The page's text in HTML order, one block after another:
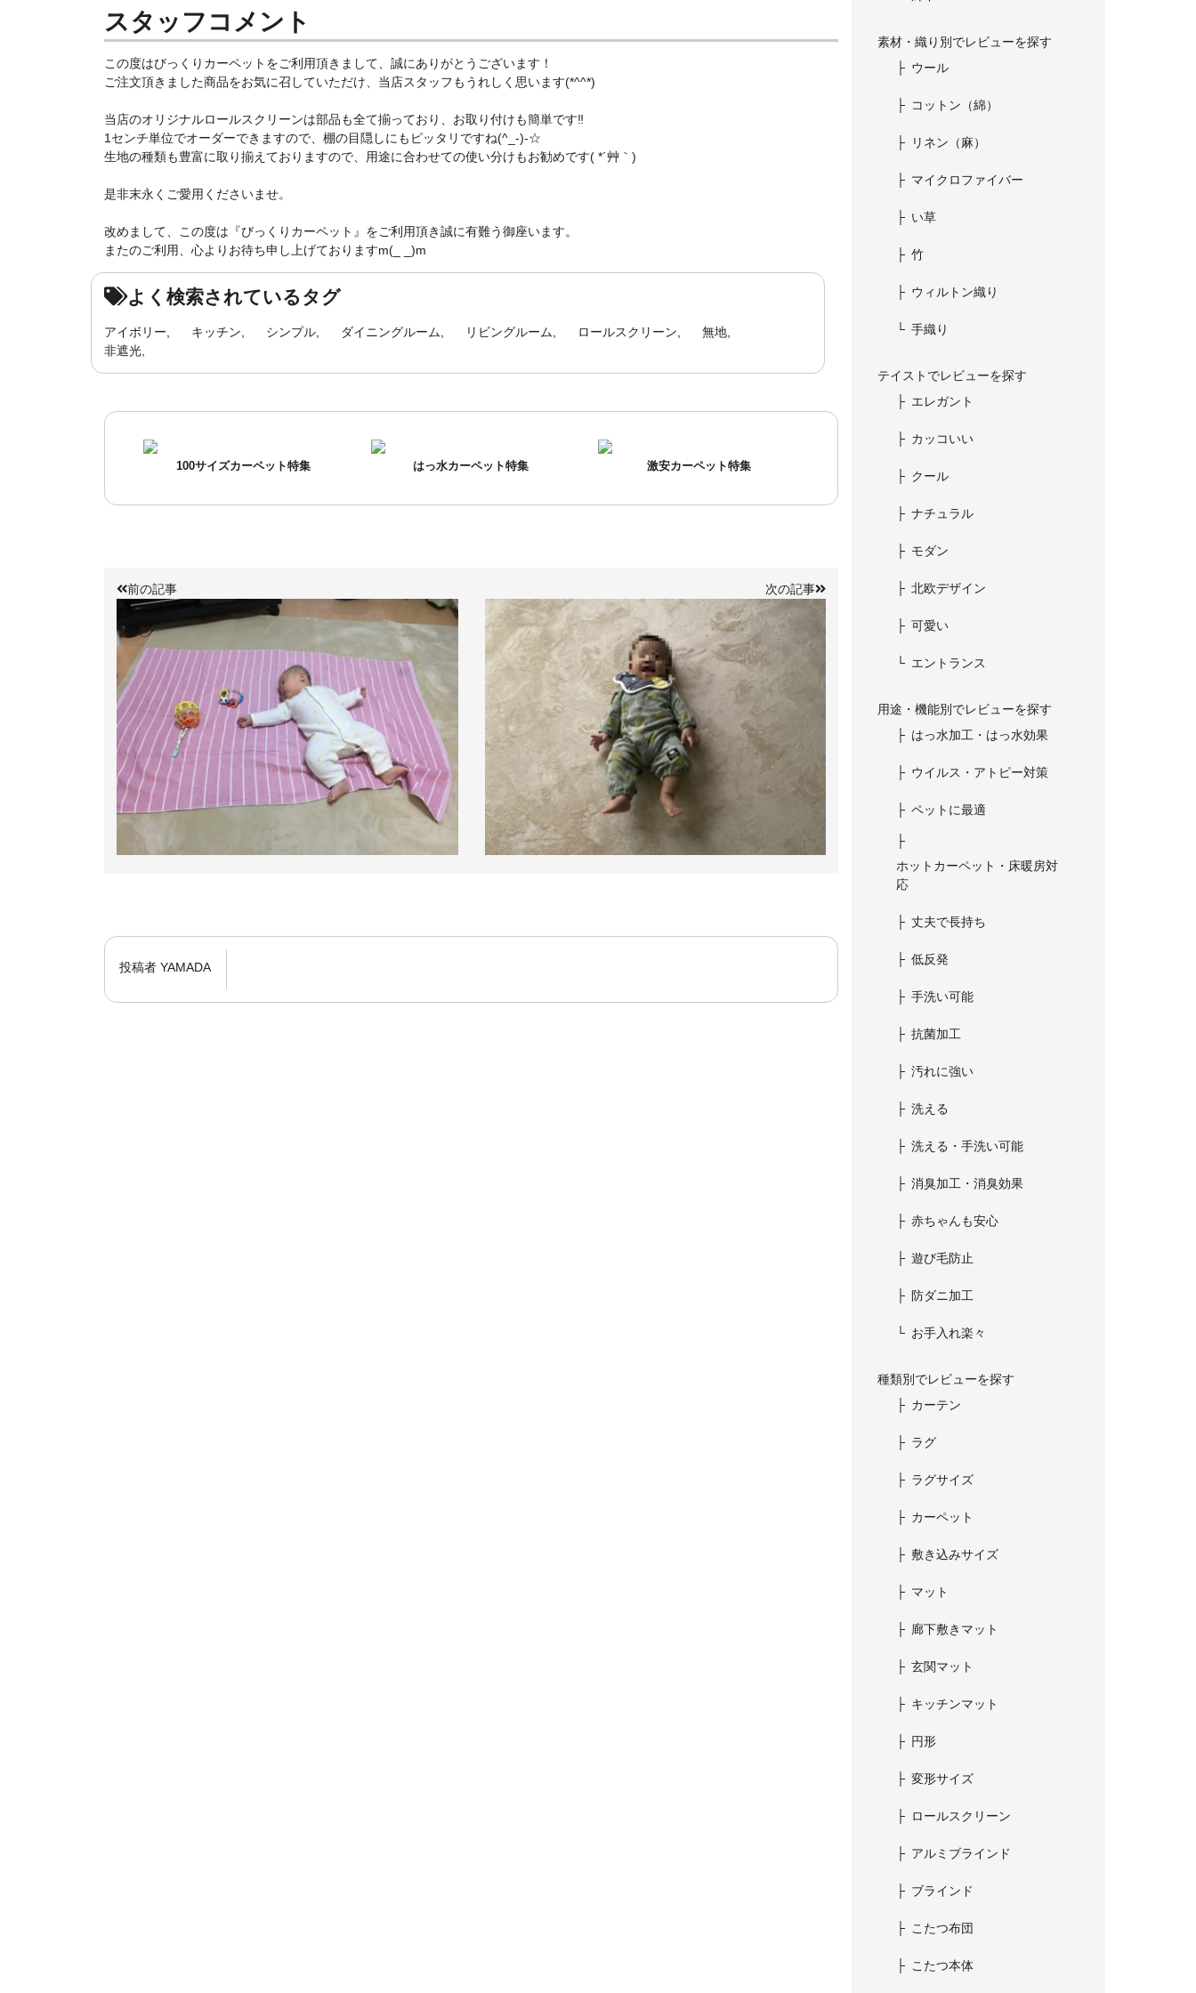
スタッフコメント
この度はびっくりカーペットをご利用頂きまして、誠にありがとうございます！
ご注文頂きました商品をお気に召していただけ、当店スタッフもうれしく思います(*^^*)
当店のオリジナルロールスクリーンは部品も全て揃っており、お取り付けも簡単です‼
1センチ単位でオーダーできますので、棚の目隠しにもピッタリですね(^_-)-☆
生地の種類も豊富に取り揃えておりますので、用途に合わせての使い分けもお勧めです( *´艸｀)
是非末永くご愛用くださいませ。
改めまして、この度は『びっくりカーペット』をご利用頂き誠に有難う御座います。
またのご利用、心よりお待ち申し上げておりますm(_ _)m
よく検索されているタグ
アイボリー キッチン シンプル ダイニングルーム リビングルーム ロールスクリーン
無地
非遮光
100サイズカーペット特集 はっ水カーペット特集 激安カーペット特集
前の記事 次の記事
投稿者 YAMADA
素材・織り別でレビューを探す
ウール
コットン（綿）
リネン（麻）
マイクロファイバー
い草
竹
ウィルトン織り
手織り
テイストでレビューを探す
エレガント
カッコいい
クール
ナチュラル
モダン
北欧デザイン
可愛い
エントランス
用途・機能別でレビューを探す
はっ水加工・はっ水効果
ウイルス・アトピー対策
ペットに最適
ホットカーペット・床暖房対
応
丈夫で長持ち
低反発
手洗い可能
抗菌加工
汚れに強い
洗える
洗える・手洗い可能
消臭加工・消臭効果
赤ちゃんも安心
遊び毛防止
防ダニ加工
お手入れ楽々
種類別でレビューを探す
カーテン
ラグ
ラグサイズ
カーペット
敷き込みサイズ
マット
廊下敷きマット
玄関マット
キッチンマット
円形
変形サイズ
ロールスクリーン
アルミブラインド
ブラインド
こたつ布団
こたつ本体